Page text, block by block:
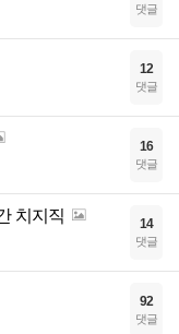
댓글
12
댓글
16
댓글
치지직 14
댓글
92
댓글